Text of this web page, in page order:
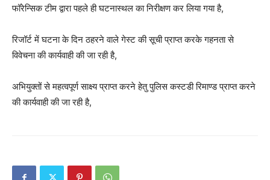
फॉरेन्सिक टीम द्वारा पहले ही घटनास्थल का निरीक्षण कर लिया गया है,
रिजॉर्ट में घटना के दिन ठहरने वाले गेस्ट की सूची प्राप्त करके गहनता से
विवेचना की कार्यवाही की जा रही है,
अभियुक्तों से महत्वपूर्ण साक्ष्य प्राप्त करने हेतु पुलिस कस्टडी रिमाण्ड प्राप्त करने
की कार्यवाही की जा रही है,